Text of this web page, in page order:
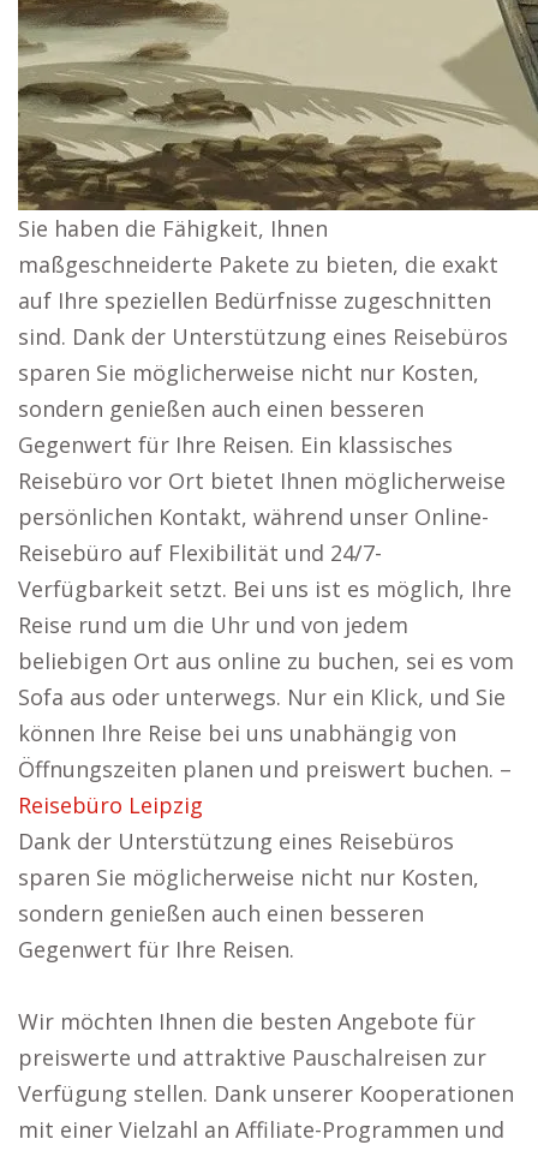
Sie haben die Fähigkeit, Ihnen
maßgeschneiderte Pakete zu bieten, die exakt
auf Ihre speziellen Bedürfnisse zugeschnitten
sind. Dank der Unterstützung eines Reisebüros
sparen Sie möglicherweise nicht nur Kosten,
sondern genießen auch einen besseren
Gegenwert für Ihre Reisen. Ein klassisches
Reisebüro vor Ort bietet Ihnen möglicherweise
persönlichen Kontakt, während unser Online-
Reisebüro auf Flexibilität und 24/7-
Verfügbarkeit setzt. Bei uns ist es möglich, Ihre
Reise rund um die Uhr und von jedem
beliebigen Ort aus online zu buchen, sei es vom
Sofa aus oder unterwegs. Nur ein Klick, und Sie
können Ihre Reise bei uns unabhängig von
Öffnungszeiten planen und preiswert buchen. –
Reisebüro Leipzig
Dank der Unterstützung eines Reisebüros
sparen Sie möglicherweise nicht nur Kosten,
sondern genießen auch einen besseren
Gegenwert für Ihre Reisen.
Wir möchten Ihnen die besten Angebote für
preiswerte und attraktive Pauschalreisen zur
Verfügung stellen. Dank unserer Kooperationen
mit einer Vielzahl an Affiliate-Programmen und